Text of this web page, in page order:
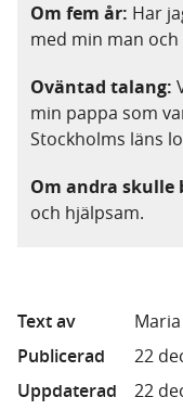
Om fem år: Har
med min man
Oväntad talang:
min pappa som
Stockholms läns
Om andra skulle
och hjälpsam.
Text av
Publicerad
22
Uppdaterad
22